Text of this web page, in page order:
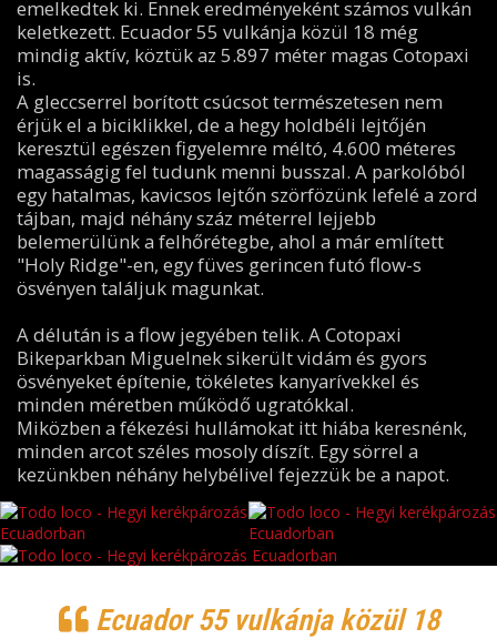
emelkedtek ki. Ennek eredményeként számos vulkán
keletkezett. Ecuador 55 vulkánja közül 18 még
mindig aktív, köztük az 5.897 méter magas Cotopaxi
is.
A gleccserrel borított csúcsot természetesen nem
érjük el a biciklikkel, de a hegy holdbéli lejtőjén
keresztül egészen figyelemre méltó, 4.600 méteres
magasságig fel tudunk menni busszal. A parkolóból
egy hatalmas, kavicsos lejtőn szörfözünk lefelé a zord
tájban, majd néhány száz méterrel lejjebb
belemerülünk a felhőrétegbe, ahol a már említett
"Holy Ridge"-en, egy füves gerincen futó flow-s
ösvényen találjuk magunkat.
A délután is a flow jegyében telik. A Cotopaxi
Bikeparkban Miguelnek sikerült vidám és gyors
ösvényeket építenie, tökéletes kanyarívekkel és
minden méretben működő ugratókkal.
Miközben a fékezési hullámokat itt hiába keresnénk,
minden arcot széles mosoly díszít. Egy sörrel a
kezünkben néhány helybélivel fejezzük be a napot.
Ecuador 55 vulkánja közül 18